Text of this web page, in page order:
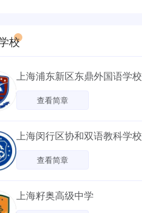
校
上海浦东新区东鼎外国语学校
查看简章
上海闵行区协和双语教科学校
查看简章
上海籽奥高级中学